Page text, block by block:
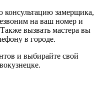
замерщика,
на ваш номер и
вызвать мастера вы
в городе.
и выбирайте свой